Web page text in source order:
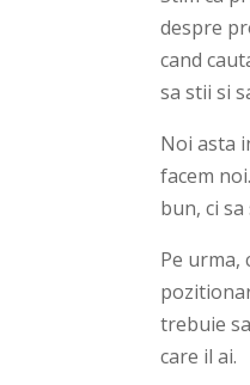
despre
cand
sa stii si
Noi asta
facem
bun, ci
Pe urma,
trebuie
care il ai.